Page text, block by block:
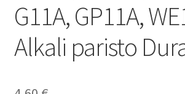
G11A, GP11A,
Alkali paristo